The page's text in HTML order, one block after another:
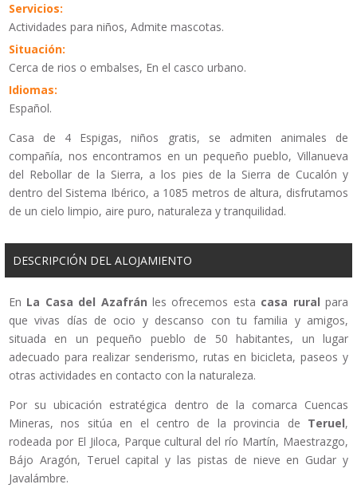
Servicios:
Actividades para niños, Admite mascotas.
Situación:
Cerca de rios o embalses, En el casco urbano.
Idiomas:
Español.
Casa de 4 Espigas, niños gratis, se admiten animales de
compañía, nos encontramos en un pequeño pueblo, Villanueva
del Rebollar de la Sierra, a los pies de la Sierra de Cucalón y
dentro del Sistema Ibérico, a 1085 metros de altura, disfrutamos
de un cielo limpio, aire puro, naturaleza y tranquilidad.
DESCRIPCIÓN DEL ALOJAMIENTO
En La Casa del Azafrán les ofrecemos esta casa rural para
que vivas días de ocio y descanso con tu familia y amigos,
situada en un pequeño pueblo de 50 habitantes, un lugar
adecuado para realizar senderismo, rutas en bicicleta, paseos y
otras actividades en contacto con la naturaleza.
Por su ubicación estratégica dentro de la comarca Cuencas
Mineras, nos sitúa en el centro de la provincia de Teruel,
rodeada por El Jiloca, Parque cultural del río Martín, Maestrazgo,
Bájo Aragón, Teruel capital y las pistas de nieve en Gudar y
Javalámbre.